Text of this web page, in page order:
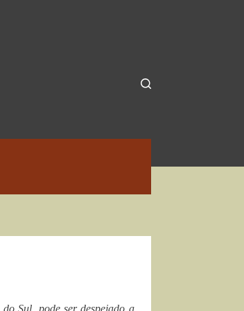
Sul, pode ser despejado a